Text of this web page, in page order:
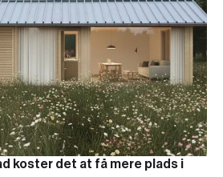
koster det at få mere plads i